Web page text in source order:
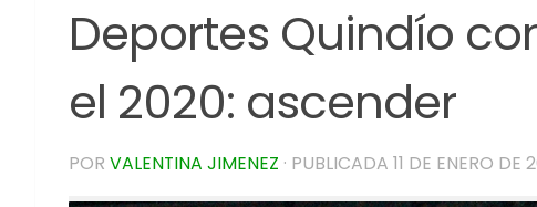
Deportes Quindío
el 2020: ascender
POR VALENTINA JIMENEZ · PUBLICADA 11 DE ENERO DE